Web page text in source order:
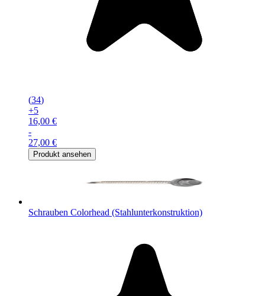
(34)
+5
16,00 €
-
27,00 €
Produkt ansehen
Schrauben Colorhead (Stahlunterkonstruktion)